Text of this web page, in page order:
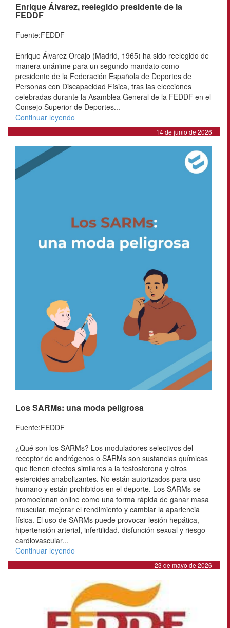
Enrique Álvarez, reelegido presidente de la
FEDDF
Fuente:FEDDF
Enrique Álvarez Orcajo (Madrid, 1965) ha sido reelegido de
manera unánime para un segundo mandato como
presidente de la Federación Española de Deportes de
Personas con Discapacidad Física, tras las elecciones
celebradas durante la Asamblea General de la FEDDF en el
Consejo Superior de Deportes...
Continuar leyendo
14 de junio de 2026
Los SARMs: una moda peligrosa
Fuente:FEDDF
¿Qué son los SARMs? Los moduladores selectivos del
receptor de andrógenos o SARMs son sustancias químicas
que tienen efectos similares a la testosterona y otros
esteroides anabolizantes. No están autorizados para uso
humano y están prohibidos en el deporte. Los SARMs se
promocionan online como una forma rápida de ganar masa
muscular, mejorar el rendimiento y cambiar la apariencia
física. El uso de SARMs puede provocar lesión hepática,
hipertensión arterial, infertilidad, disfunción sexual y riesgo
cardiovascular...
Continuar leyendo
23 de mayo de 2026